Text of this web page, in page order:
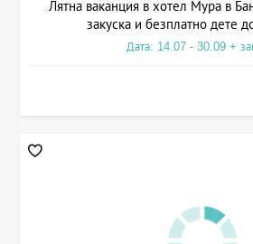
Лятна ваканция в хотел Мура в
закуска и безплатно дете
Дата: 14.07 - 30.09 +